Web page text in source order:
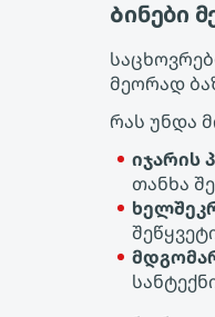
Ბინები
მეორად
რას უნდა
იჯარის
თანხა